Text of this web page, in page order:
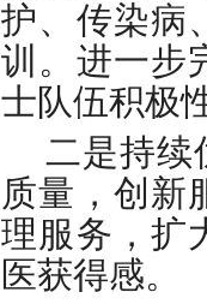
护、传染病
训。进一步
士队伍积极
二是持续
质量，创新
理服务，扩
医获得感。